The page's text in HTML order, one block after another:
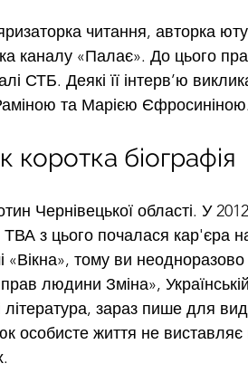
читання, авторка
каналу «Палає». До цього
СТБ. Деякі її інтерв’ю
та Марією Єфросиніною.
біографія
Чернівецької області. У
ТВА з цього почалася кар'єра
тому ви неодноразово
людини Зміна»,
література, зараз пише для
життя не виставляє